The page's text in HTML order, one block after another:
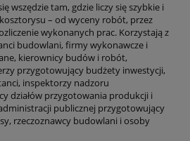
wszędzie tam, gdzie liczy się szybkie i
– od wyceny robót, przez
wykonanych prac. Korzystają z
budowlani, firmy wykonawcze i
kierownicy budów i robót,
przygotowujący budżety inwestycji,
inspektorzy nadzoru
działów przygotowania produkcji i
publicznej przygotowujący
rzeczoznawcy budowlani i osoby